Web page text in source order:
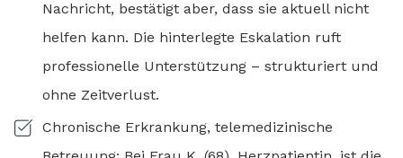
Nachricht, bestätigt aber, dass sie aktuell nicht
helfen kann. Die hinterlegte Eskalation ruft
professionelle Unterstützung – strukturiert und
ohne Zeitverlust.
Chronische Erkrankung, telemedizinische